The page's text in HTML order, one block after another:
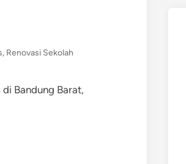
, Renovasi Sekolah
Bandung Barat,